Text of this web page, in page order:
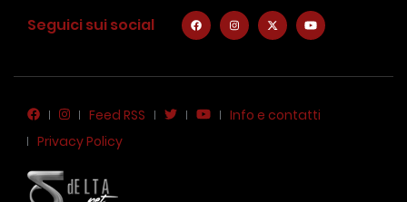
Seguici sui social
Feed RSS
Info e contatti
Privacy Policy